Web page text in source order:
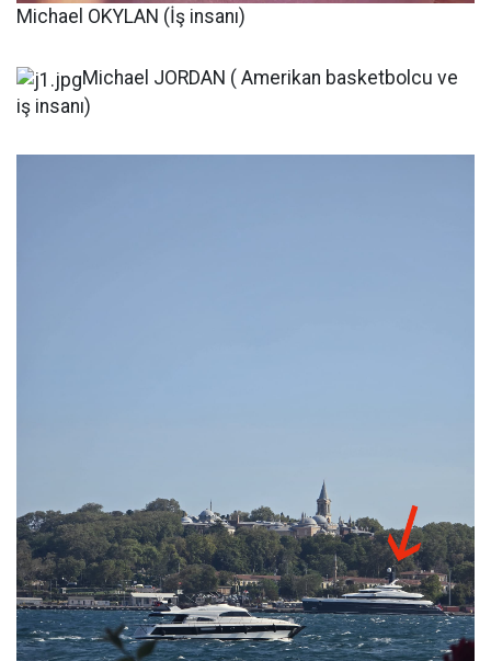
Michael OKYLAN (İş insanı)
Michael JORDAN ( Amerikan basketbolcu ve
iş insanı)